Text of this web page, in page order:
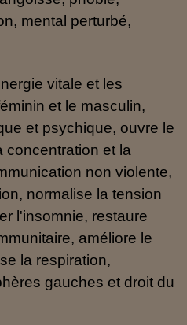
mental perturbé,
vitale et les
et le masculin,
et psychique, ouvre le
concentration et la
non violente,
normalise la tension
l'insomnie, restaure
améliore le
la respiration,
gauches et droit du